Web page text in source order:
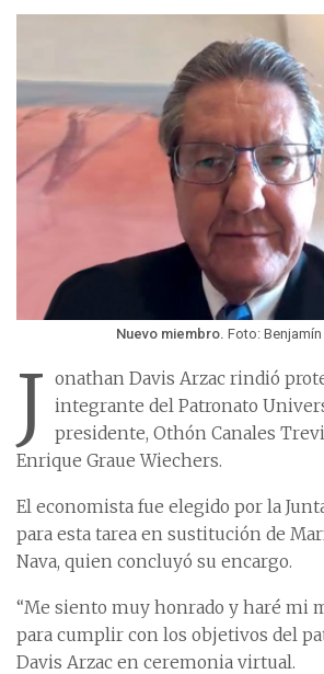
Nuevo miembro. Foto: Benjamín
J onathan Davis Arzac rindió
integrante del Patronato
presidente, Othón Canales
Enrique Graue Wiechers.
El economista fue elegido por la
para esta tarea en sustitución de
Nava, quien concluyó su encargo.
“Me siento muy honrado y haré mi
para cumplir con los objetivos del
Davis Arzac en ceremonia virtual.